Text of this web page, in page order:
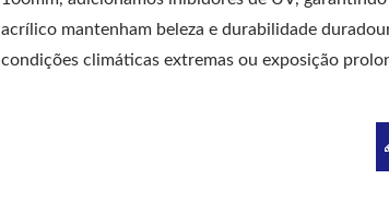
acrílico mantenham beleza e durabilidade
condições climáticas extremas ou exposição